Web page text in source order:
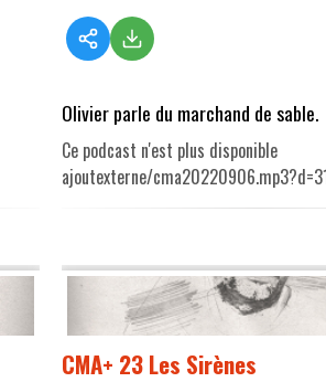
Olivier parle du marchand de sable.
Ce podcast n'est plus disponible
ajoutexterne/
CMA+ 23 Les Sirènes